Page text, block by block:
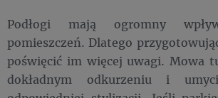
Podłogi mają ogromny
pomieszczeń. Dlatego
poświęcić im więcej uwagi. Mowa
dokładnym odkurzeniu i